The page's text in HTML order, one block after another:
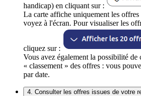
handicap) en cliquant sur :
La carte affiche uniquement les
voyez à l'écran. Pour visualiser les
cliquez sur :
Vous avez également la possibilité de
« classement » des offres : vous
par date.
4. Consulter les offres issues de votre